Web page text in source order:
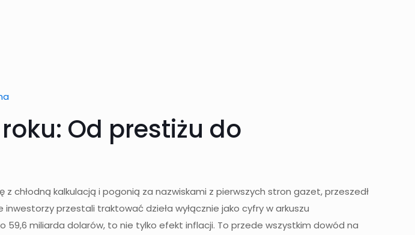
Od prestiżu do
chłodną kalkulacją i pogonią za nazwiskami z pierwszych stron gazet, przeszedł
inwestorzy przestali traktować dzieła wyłącznie jako cyfry w arkuszu
59,6 miliarda dolarów, to nie tylko efekt inflacji. To przede wszystkim dowód na